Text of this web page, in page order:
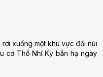
xuống một khu vực đồi núi
cơ Thổ Nhĩ Kỳ bắn hạ ngày